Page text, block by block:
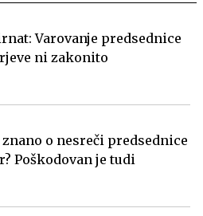
Varovanje predsednice
ni zakonito
znano o nesreči predsednice
Poškodovan je tudi